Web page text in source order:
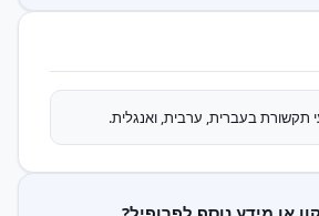
תקשורת בעברית, ערבית, ואנגלית.